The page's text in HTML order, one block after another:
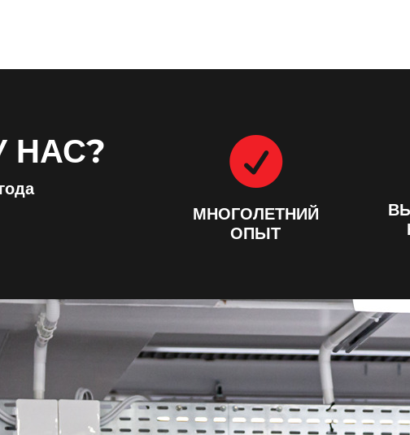
НАС? 
МНОГОЛЕТНИЙ
ОПЫТ